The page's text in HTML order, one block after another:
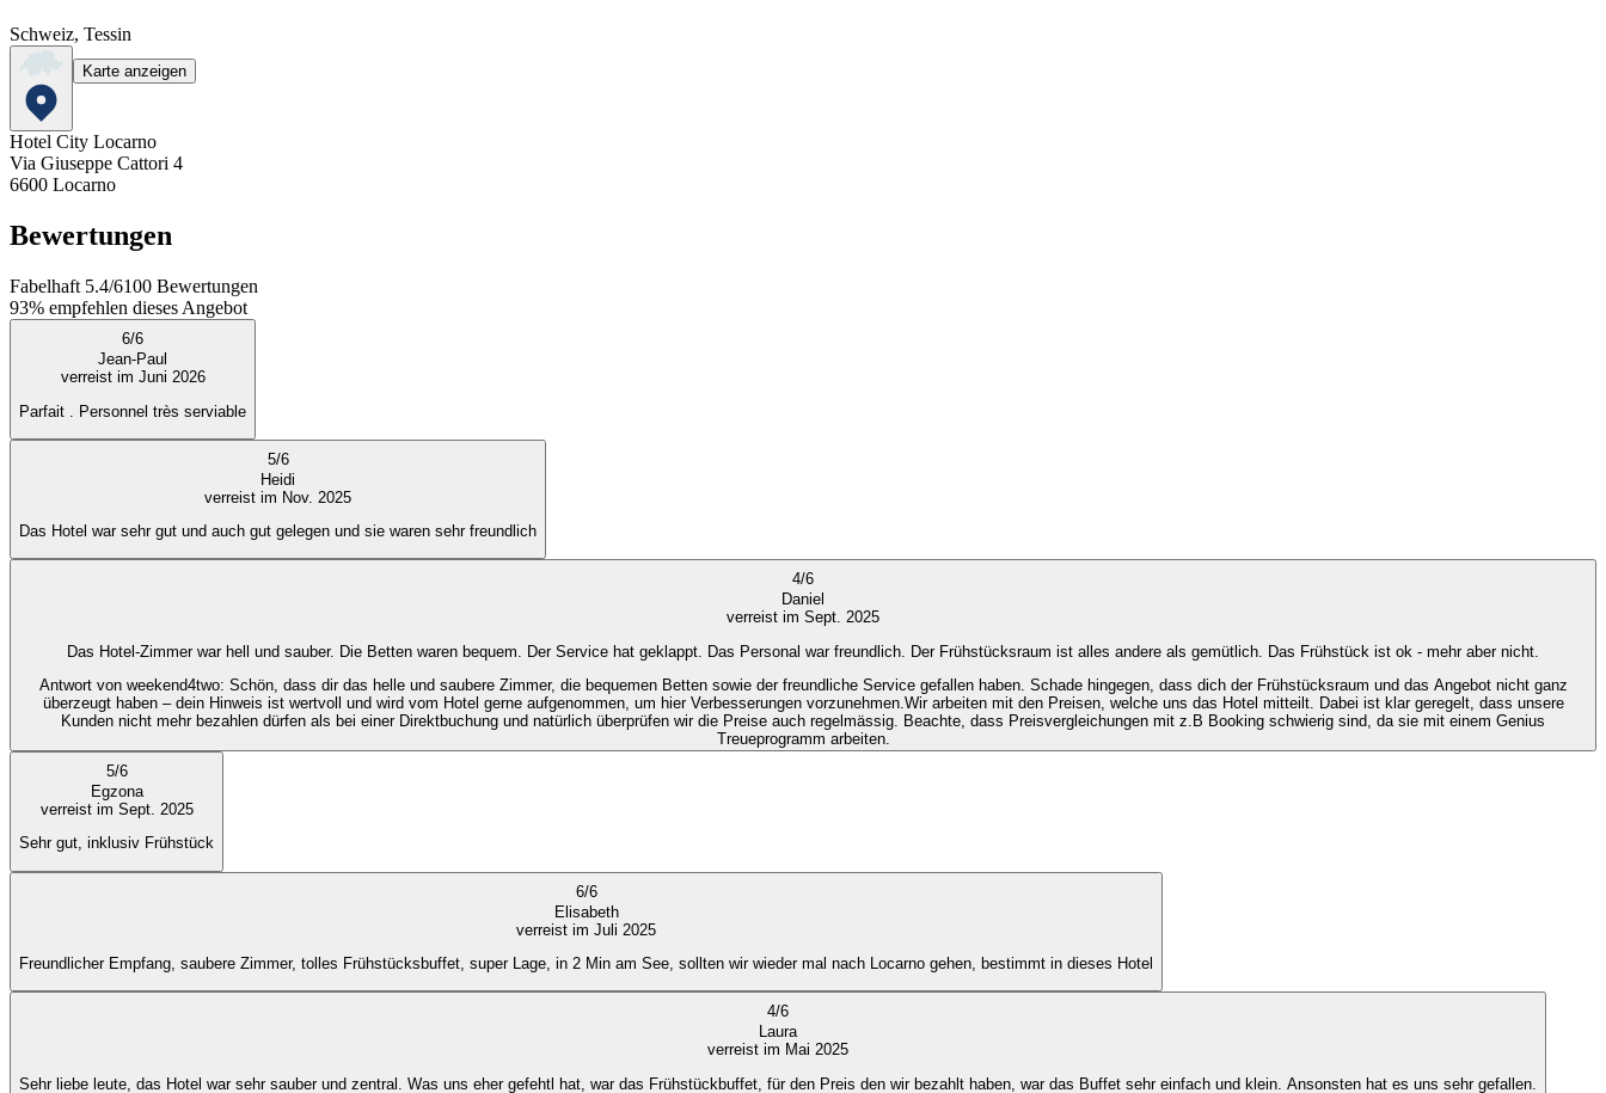
Schweiz, Tessin
Karte anzeigen
Hotel City Locarno
Via Giuseppe Cattori 4
6600 Locarno
Bewertungen
Fabelhaft 5.4/6100 Bewertungen
93% empfehlen dieses Angebot
6/6
Jean-Paul
verreist im Juni 2026
Parfait . Personnel très serviable
5/6
Heidi
verreist im Nov. 2025
Das Hotel war sehr gut und auch gut gelegen und sie waren sehr freundlich
4/6
Daniel
verreist im Sept. 2025
Das Hotel-Zimmer war hell und sauber. Die Betten waren bequem. Der Service hat geklappt. Das Personal war freundlich. Der Frühstücksraum ist alles andere als gemütlich. Das Frühstück ist ok - mehr aber nicht.
Antwort von weekend4two: Schön, dass dir das helle und saubere Zimmer, die bequemen Betten sowie der freundliche Service gefallen haben. Schade hingegen, dass dich der Frühstücksraum und das Angebot nicht ganz
überzeugt haben – dein Hinweis ist wertvoll und wird vom Hotel gerne aufgenommen, um hier Verbesserungen vorzunehmen.Wir arbeiten mit den Preisen, welche uns das Hotel mitteilt. Dabei ist klar geregelt, dass unsere
Kunden nicht mehr bezahlen dürfen als bei einer Direktbuchung und natürlich überprüfen wir die Preise auch regelmässig. Beachte, dass Preisvergleichungen mit z.B Booking schwierig sind, da sie mit einem Genius
Treueprogramm arbeiten.
5/6
Egzona
verreist im Sept. 2025
Sehr gut, inklusiv Frühstück
6/6
Elisabeth
verreist im Juli 2025
Freundlicher Empfang, saubere Zimmer, tolles Frühstücksbuffet, super Lage, in 2 Min am See, sollten wir wieder mal nach Locarno gehen, bestimmt in dieses Hotel
4/6
Laura
verreist im Mai 2025
Sehr liebe leute, das Hotel war sehr sauber und zentral. Was uns eher gefehtl hat, war das Frühstückbuffet, für den Preis den wir bezahlt haben, war das Buffet sehr einfach und klein. Ansonsten hat es uns sehr gefallen.